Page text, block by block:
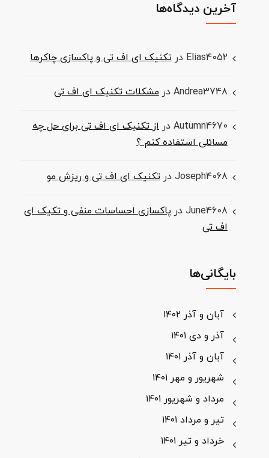
آخرین دیدگاه‌ها
Elias4052 در تکنیک ای اف تی و پاکسازی چاکرها
Andrea3748 در مشکلات تکنیک ای اف تی
Autumn4670 در از تکنیک ای اف تی برای حل چه
مسائلی استفاده کنم ؟
Joseph4068 در تکنیک ای اف تی و ریزش مو
June4608 در پاکسازی احساسات منفی و تکیک ای
اف تی
بایگانی‌ها
آبان و آذر ۱۴۰۲
آذر و دی ۱۴۰۱
آبان و آذر ۱۴۰۱
شهریور و مهر ۱۴۰۱
مرداد و شهریور ۱۴۰۱
تیر و مرداد ۱۴۰۱
خرداد و تیر ۱۴۰۱